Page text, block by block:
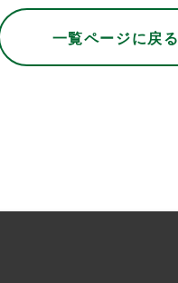
一覧ページに戻る